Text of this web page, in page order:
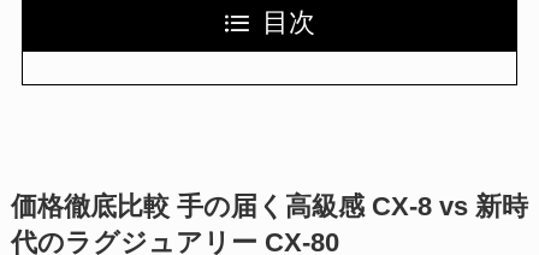
目次
価格徹底比較 手の届く高級感 CX-8 vs 新時
代のラグジュアリー CX-80